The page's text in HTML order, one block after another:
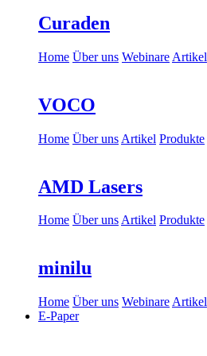
Curaden
Home Über uns Webinare Artikel
VOCO
Home Über uns Artikel Produkte
AMD Lasers
Home Über unsArtikel Produkte
minilu
Home Über uns Webinare Artikel
E-Paper